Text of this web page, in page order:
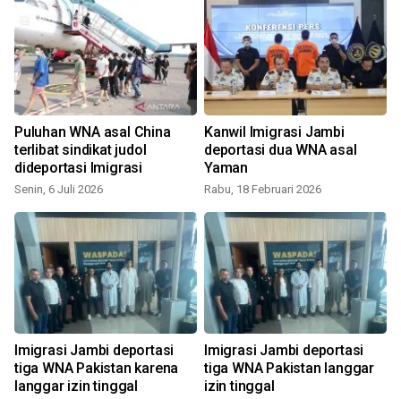
Puluhan WNA asal China
terlibat sindikat judol
dideportasi Imigrasi
Senin, 6 Juli 2026
Kanwil Imigrasi Jambi
deportasi dua WNA asal
Yaman
Rabu, 18 Februari 2026
Imigrasi Jambi deportasi
tiga WNA Pakistan karena
langgar izin tinggal
Imigrasi Jambi deportasi
tiga WNA Pakistan langgar
izin tinggal